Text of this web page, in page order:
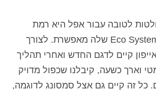
לטובה עבור אפל היא רמת
האינטגרציה שה-Eco System שלה מאפשרת. לצורך
קיים לדגם החדש ואחרי תהליך
וארך כשעה, קיבלנו שכפול מדויק
כל זה קיים גם אצל סמסונג לדוגמה,